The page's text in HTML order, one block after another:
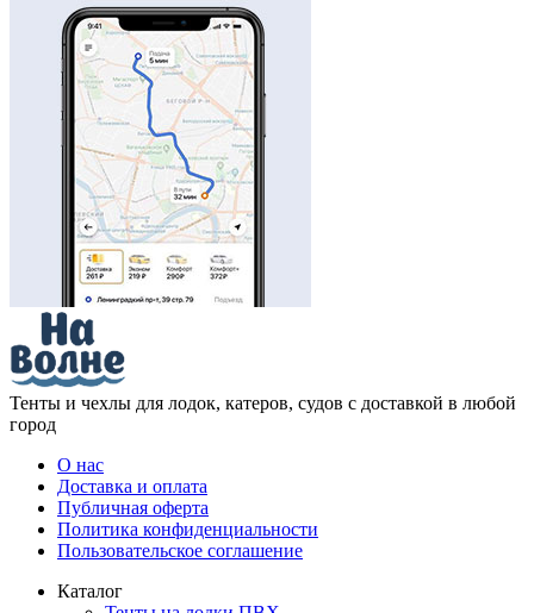
Тенты и чехлы для лодок, катеров, судов с доставкой в любой
город
О нас
Доставка и оплата
Публичная оферта
Политика конфиденциальности
Пользовательское соглашение
Каталог